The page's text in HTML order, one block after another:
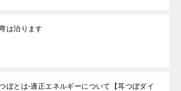
は治ります
ぼとは-適正エネルギーについて【耳つぼダイ